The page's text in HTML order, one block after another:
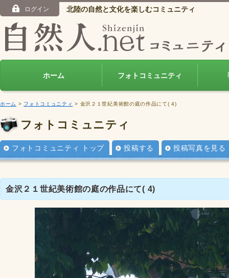
ログイン 北陸の自然と文化を楽しむコミュニティ
ホーム フォトコミュニティ
ホーム > フォトコミュニティ > 金沢２１世紀美術館の庭の作品にて( 4)
フォトコミュニティ
フォトコミュニティ トップ 投稿する 投稿写真を見る
金沢２１世紀美術館の庭の作品にて( 4)